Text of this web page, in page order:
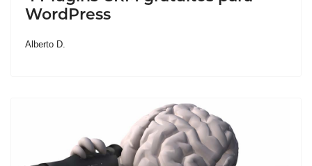
WordPress
Alberto D.